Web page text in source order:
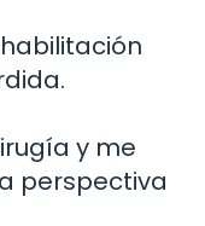
y me
perspectiva